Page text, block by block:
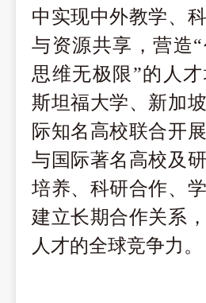
中实现中外教学、
与资源共享，营造
思维无极限”的人
斯坦福大学、新加
际知名高校联合开
与国际著名高校及
培养、科研合作、
建立长期合作关系
人才的全球竞争力。